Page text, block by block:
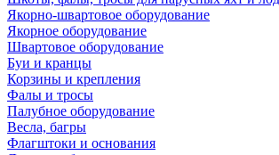
Якорно-швартовое оборудование
Якорное оборудование
Швартовое оборудование
Буи и кранцы
Корзины и крепления
Фалы и тросы
Палубное оборудование
Весла, багры
Флагштоки и основания